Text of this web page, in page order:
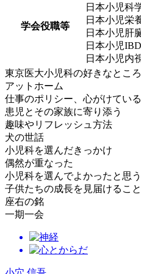
学会役職等
日本小児科
日本小児栄
日本小児肝
日本小児
日本小児内
東京医大小児科の好きなところ
アットホーム
仕事のポリシー、心がけてい
患児とその家族に寄り添う
趣味やリフレッシュ方法
犬の世話
小児科を選んだきっかけ
偶然が重なった
小児科を選んでよかったと思
子供たちの成長を見届けるこ
座右の銘
一期一会